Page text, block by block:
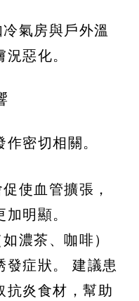
氣房與戶外溫
惡化。
密切相關。
使血管擴張，
明顯。
濃茶、咖啡）
發症狀。 建議患
抗炎食材，幫助